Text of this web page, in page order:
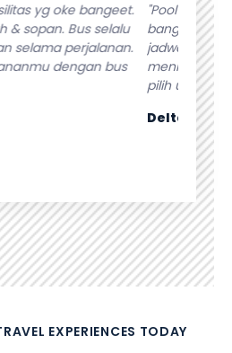
bus terawat pakai
ga bikin hati dan
berantakan... Bener
Tinggal datang dan
Isti
EXPERIENCES TODAY